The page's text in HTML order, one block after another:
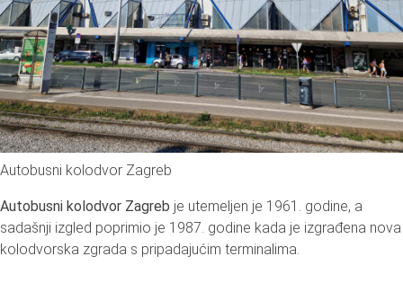
Autobusni kolodvor Zagreb
Autobusni kolodvor Zagreb je utemeljen je 1961. godine, a
sadašnji izgled poprimio je 1987. godine kada je izgrađena nova
kolodvorska zgrada s pripadajućim terminalima.